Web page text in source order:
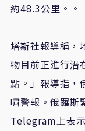
約48.3公里。。
塔斯社報導稱，
物目前正進行潛
點。」報導指，
嘯警報。俄羅斯
Telegram上表